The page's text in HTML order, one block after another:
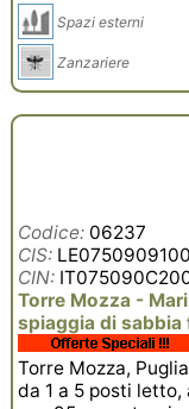
Spazi esterni
Zanzariere
Codice: 06237
CIS:
CIN:
Torre Mozza -
spiaggia di sabbia
Torre Mozza,
da 1 a 5 posti